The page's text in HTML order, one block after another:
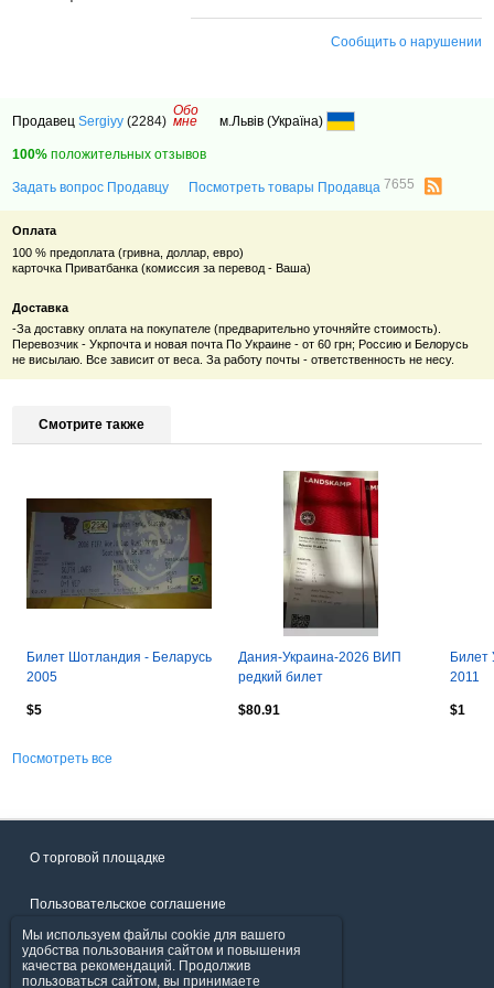
Сообщить о нарушении
ПродавецSergiyy (2284)
Обо
мне м.Львів (Україна)
100% положительных отзывов
Задать вопрос Продавцу Посмотреть товары Продавца 7655
Оплата
100 % предоплата (гривна, доллар, евро)
карточка Приватбанка (комиссия за перевод - Ваша)
Доставка
-За доставку оплата на покупателе (предварительно уточняйте стоимость).
Перевозчик - Укрпочта и новая почта По Украине - от 60 грн; Россию и Белорусь
не висылаю. Все зависит от веса. За работу почты - ответственность не несу.
Смотрите также
Билет Шотландия - Беларусь
2005
$5
Дания-Украина-2026 ВИП
редкий билет
$80.91
Билет
2011
$1
Посмотреть все
О торговой площадке
Пользовательское соглашение
Политика конфиденциальности
Мы используем файлы cookie для вашего
удобства пользования сайтом и повышения
качества рекомендаций. Продолжив
пользоваться сайтом, вы принимаете